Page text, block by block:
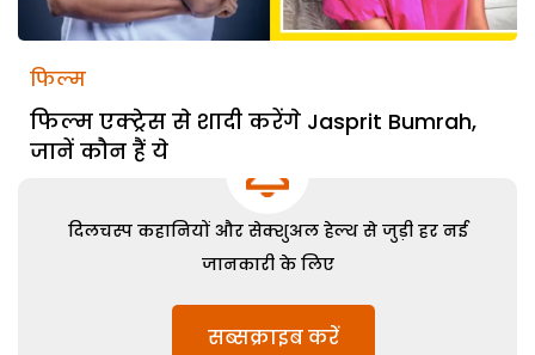
फिल्म
फिल्म एक्ट्रेस से शादी करेंगे Jasprit Bumrah,
जानें कौन हैं ये
दिलचस्प कहानियों और सेक्शुअल हेल्थ से जुड़ी हर नई
जानकारी के लिए
सब्सक्राइब करें